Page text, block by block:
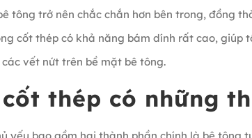
tông trở nên chắc chắn hơn bên trong, đồng
cốt thép có khả năng bám dính rất cao, giúp
vết nứt trên bề mặt bê tông.
thép có những